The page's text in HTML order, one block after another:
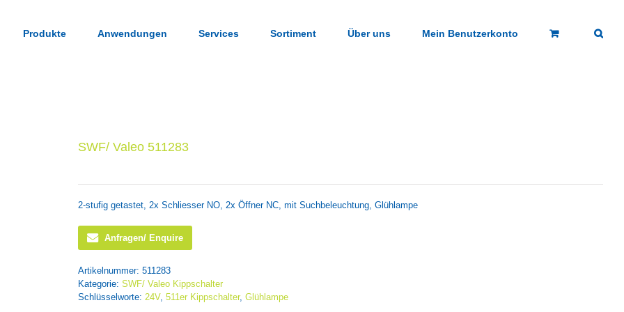
Produkte Anwendungen Services Sortiment Über uns Mein Benutzerkonto
SWF/ Valeo 511283
2-stufig getastet, 2x Schliesser NO, 2x Öffner NC, mit Suchbeleuchtung, Glühlampe
Anfragen/ Enquire
Artikelnummer: 511283
Kategorie: SWF/ Valeo Kippschalter
Schlüsselworte: 24V, 511er Kippschalter, Glühlampe